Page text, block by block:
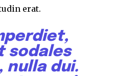
erat.
sodales
nulla dui.